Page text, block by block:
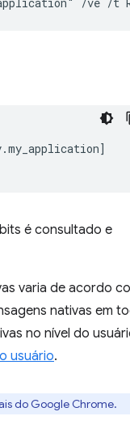
é consultado e
varia de acordo
nativas em
no nível do
usuário.
do Google Chrome.